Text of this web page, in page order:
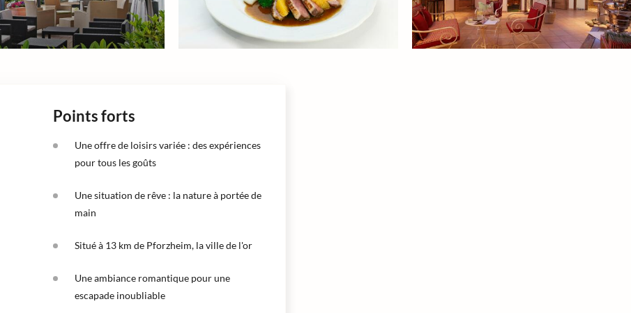
Points forts
Une offre de loisirs variée : des expériences
pour tous les goûts
Une situation de rêve : la nature à portée de
main
Situé à 13 km de Pforzheim, la ville de l'or
Une ambiance romantique pour une
escapade inoubliable